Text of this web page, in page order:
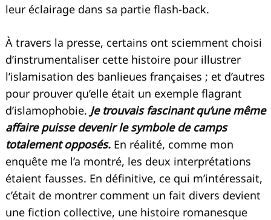
leur éclairage dans sa partie flash-back.
À travers la presse, certains ont sciemment choisi
d’instrumentaliser cette histoire pour illustrer
l’islamisation des banlieues françaises ; et d’autres
pour prouver qu’elle était un exemple flagrant
d’islamophobie. Je trouvais fascinant qu’une même
affaire puisse devenir le symbole de camps
totalement opposés. En réalité, comme mon
enquête me l’a montré, les deux interprétations
étaient fausses. En définitive, ce qui m’intéressait,
c’était de montrer comment un fait divers devient
une fiction collective, une histoire romanesque